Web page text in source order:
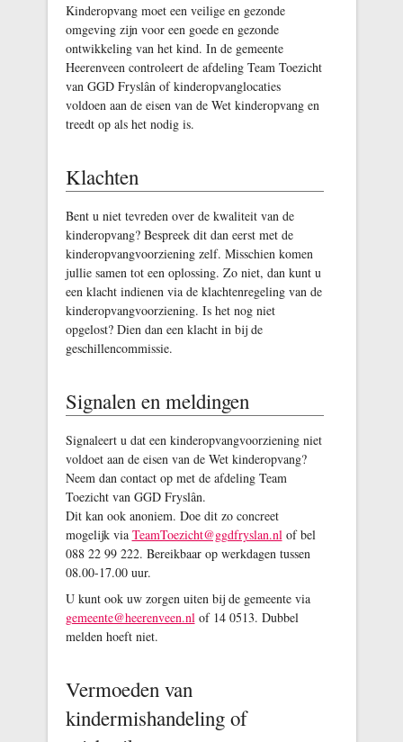
Kinderopvang moet een veilige en gezonde
omgeving zijn voor een goede en gezonde
ontwikkeling van het kind. In de gemeente
Heerenveen controleert de afdeling Team Toezicht
van GGD Fryslân of kinderopvanglocaties
voldoen aan de eisen van de Wet kinderopvang en
treedt op als het nodig is.
Klachten
Bent u niet tevreden over de kwaliteit van de
kinderopvang? Bespreek dit dan eerst met de
kinderopvangvoorziening zelf. Misschien komen
jullie samen tot een oplossing. Zo niet, dan kunt u
een klacht indienen via de klachtenregeling van de
kinderopvangvoorziening. Is het nog niet
opgelost? Dien dan een klacht in bij de
geschillencommissie.
Signalen en meldingen
Signaleert u dat een kinderopvangvoorziening niet
voldoet aan de eisen van de Wet kinderopvang?
Neem dan contact op met de afdeling Team
Toezicht van GGD Fryslân.
Dit kan ook anoniem. Doe dit zo concreet
mogelijk via TeamToezicht@ggdfryslan.nl of bel
088 22 99 222. Bereikbaar op werkdagen tussen
08.00-17.00 uur.
U kunt ook uw zorgen uiten bij de gemeente via
gemeente@heerenveen.nl of 14 0513. Dubbel
melden hoeft niet.
Vermoeden van
kindermishandeling of